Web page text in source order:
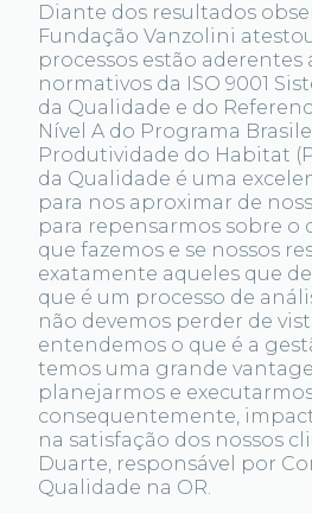
Diante dos resultados
Fundação Vanzolini
processos estão aderentes
normativos da ISO 9001
da Qualidade e do
Nível A do Programa
Produtividade do Habitat
da Qualidade é uma
para nos aproximar de
para repensarmos sobre o
que fazemos e se nossos
exatamente aqueles que
que é um processo de
não devemos perder de
entendemos o que é a
temos uma grande
planejarmos e
consequentemente,
na satisfação dos nossos
Duarte, responsável por
Qualidade na OR.